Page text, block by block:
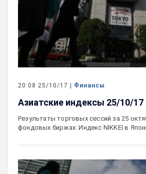
20:08 25/10/17 | Финансы
Азиатские индексы 25/10/17
Результаты торговых сессий за 25
фондовых биржах: Индекс NIKKEI в